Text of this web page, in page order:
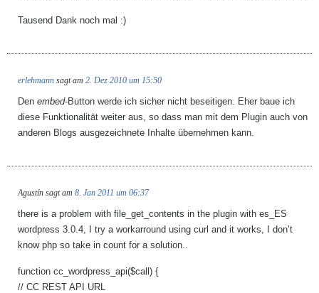
Tausend Dank noch mal :)
erlehmann sagt am 2. Dez 2010 um 15:50
Den embed-Button werde ich sicher nicht beseitigen. Eher baue ich
diese Funktionalität weiter aus, so dass man mit dem Plugin auch von
anderen Blogs ausgezeichnete Inhalte übernehmen kann.
Agustín sagt am 8. Jan 2011 um 06:37
there is a problem with file_get_contents in the plugin with es_ES
wordpress 3.0.4, I try a workarround using curl and it works, I don’t
know php so take in count for a solution..
function cc_wordpress_api($call) {
// CC REST API URL